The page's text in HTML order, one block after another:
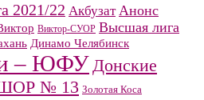
2021/22 Акбузат Анонс
Виктор-СУОР Высшая лига
Динамо Челябинск
– ЮФУДонские
№ 13 Золотая Коса